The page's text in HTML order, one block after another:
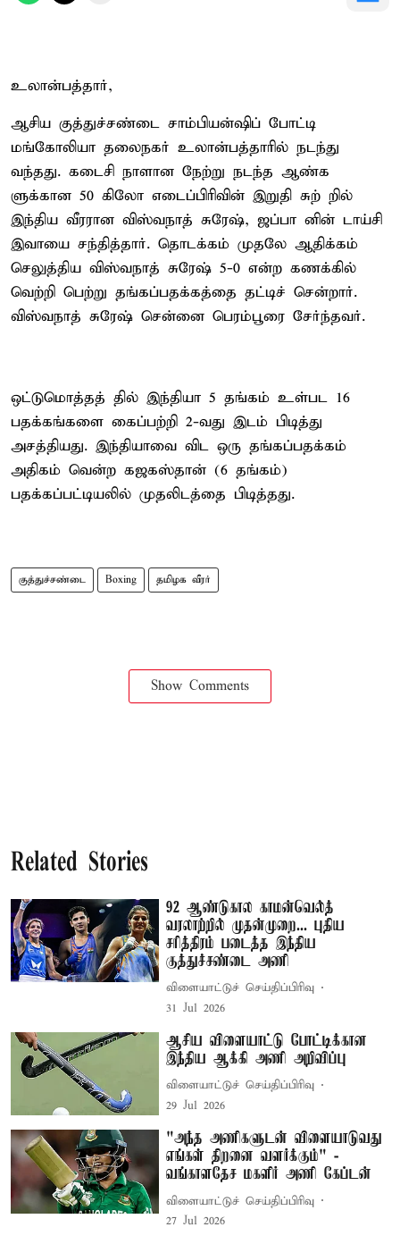
உலான்பத்தார்,
ஆசிய குத்துச்சண்டை சாம்பியன்ஷிப் போட்டி
மங்கோலியா தலைநகர் உலான்பத்தாரில் நடந்து
வந்தது. கடைசி நாளான நேற்று நடந்த ஆண்க
ளுக்கான 50 கிலோ எடைப்பிரிவின் இறுதி சுற் றில்
இந்திய வீரரான விஸ்வநாத் சுரேஷ், ஜப்பா னின் டாய்சி
இவாயை சந்தித்தார். தொடக்கம் முதலே ஆதிக்கம்
செலுத்திய விஸ்வநாத் சுரேஷ் 5-0 என்ற கணக்கில்
வெற்றி பெற்று தங்கப்பதக்கத்தை தட்டிச் சென்றார்.
விஸ்வநாத் சுரேஷ் சென்னை பெரம்பூரை சேர்ந்தவர்.
ஒட்டுமொத்தத் தில் இந்தியா 5 தங்கம் உள்பட 16
பதக்கங்களை கைப்பற்றி 2-வது இடம் பிடித்து
அசத்தியது. இந்தியாவை விட ஒரு தங்கப்பதக்கம்
அதிகம் வென்ற கஜகஸ்தான் (6 தங்கம்)
பதக்கப்பட்டியலில் முதலிடத்தை பிடித்தது.
குத்துச்சண்டை Boxing தமிழக வீரர்
Show Comments
Related Stories
92 ஆண்டுகால காமன்வெல்த்
வரலாற்றில் முதன்முறை... புதிய
சரித்திரம் படைத்த இந்திய
குத்துச்சண்டை அணி
விளையாட்டுச் செய்திப்பிரிவு
31 Jul 2026
ஆசிய விளையாட்டு போட்டிக்கான
இந்திய ஆக்கி அணி அறிவிப்பு
விளையாட்டுச் செய்திப்பிரிவு
29 Jul 2026
"அந்த அணிகளுடன் விளையாடுவது
எங்கள் திறனை வளர்க்கும்" -
வங்காளதேச மகளிர் அணி கேப்டன்
விளையாட்டுச் செய்திப்பிரிவு
27 Jul 2026